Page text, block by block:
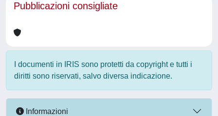
Pubblicazioni consigliate
I documenti in IRIS sono protetti da copyright e tutti i
diritti sono riservati, salvo diversa indicazione.
Informazioni